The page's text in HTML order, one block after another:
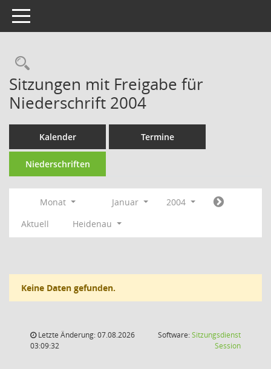
Toggle navigation
Rechercheauswahl
Sitzungen mit Freigabe für
Niederschrift 2004
Kalender Termine
Niederschriften
Monat Januar
2004
Aktuell
Heidenau
Keine Daten gefunden.
Letzte Änderung: 07.08.2026
03:09:32
Software:Sitzungsdienst
Session(Wird in